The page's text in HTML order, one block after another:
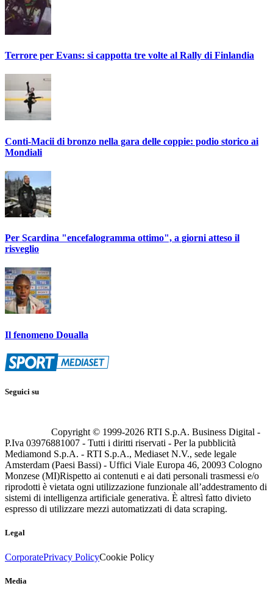
Terrore per Evans: si cappotta tre volte al Rally di Finlandia
Conti-Macii di bronzo nella gara delle coppie: podio storico ai
Mondiali
Per Scardina "encefalogramma ottimo", a giorni atteso il
risveglio
Il fenomeno Doualla
Seguici su
Copyright © 1999-2026 RTI S.p.A. Business Digital -
P.Iva 03976881007 - Tutti i diritti riservati - Per la pubblicità
Mediamond S.p.A. - RTI S.p.A., Mediaset N.V., sede legale
Amsterdam (Paesi Bassi) - Uffici Viale Europa 46, 20093 Cologno
Monzese (MI)Rispetto ai contenuti e ai dati personali trasmessi e/o
riprodotti è vietata ogni utilizzazione funzionale all’addestramento di
sistemi di intelligenza artificiale generativa. È altresì fatto divieto
espresso di utilizzare mezzi automatizzati di data scraping.
Legal
CorporatePrivacy PolicyCookie Policy
Media